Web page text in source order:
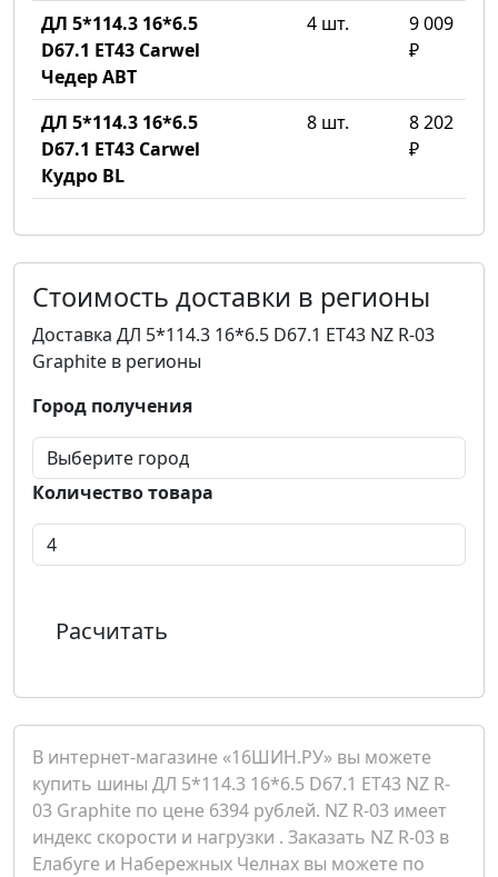
ДЛ 5*114.3 16*6.5
D67.1 ET43 Carwel
Чедер ABT
4 шт.
9 009
₽
ДЛ 5*114.3 16*6.5
D67.1 ET43 Carwel
Кудро BL
8 шт.
8 202
₽
Стоимость доставки в регионы
Доставка ДЛ 5*114.3 16*6.5 D67.1 ET43 NZ R-03
Graphite в регионы
Город получения
Количество товара
Расчитать
В интернет-магазине «16ШИН.РУ» вы можете
купить шины ДЛ 5*114.3 16*6.5 D67.1 ET43 NZ R-
03 Graphite по цене 6394 рублей. NZ R-03 имеет
индекс скорости и нагрузки . Заказать NZ R-03 в
Елабуге и Набережных Челнах вы можете по